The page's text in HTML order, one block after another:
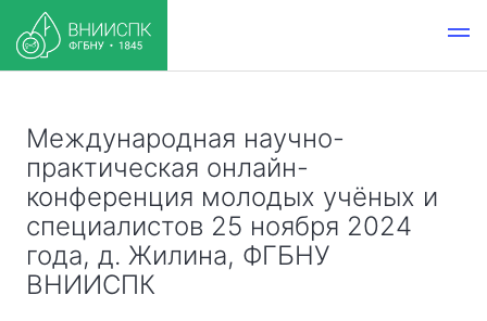
Международная научно-
практическая онлайн-
конференция молодых учёных и
специалистов 25 ноября 2024
года, д. Жилина, ФГБНУ
ВНИИСПК